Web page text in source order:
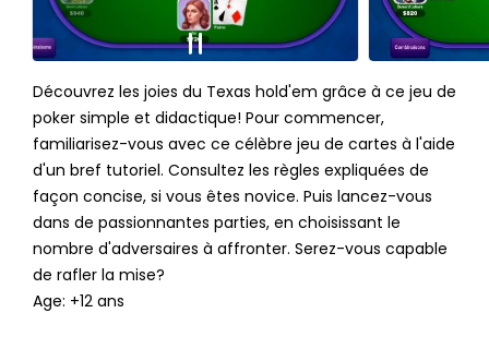
Découvrez les joies du Texas hold'em grâce à ce jeu de
poker simple et didactique! Pour commencer,
familiarisez-vous avec ce célèbre jeu de cartes à l'aide
d'un bref tutoriel. Consultez les règles expliquées de
façon concise, si vous êtes novice. Puis lancez-vous
dans de passionnantes parties, en choisissant le
nombre d'adversaires à affronter. Serez-vous capable
de rafler la mise?
Age: +12 ans